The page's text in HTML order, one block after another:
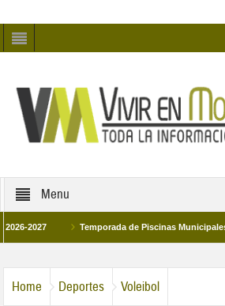
Menu
Temporada de Piscinas Municipales 2026
Home Deportes Voleibol